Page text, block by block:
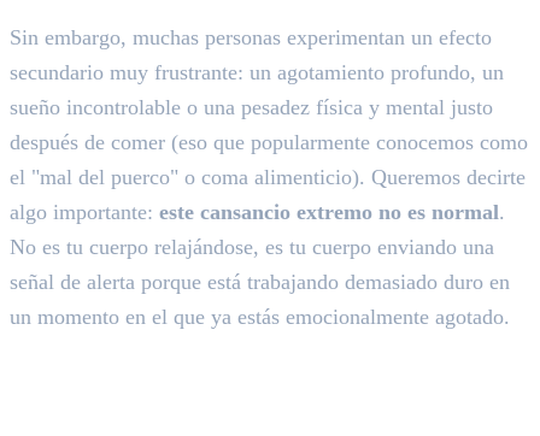
Sin embargo, muchas personas experimentan un efecto
secundario muy frustrante: un agotamiento profundo, un
sueño incontrolable o una pesadez física y mental justo
después de comer (eso que popularmente conocemos como
el "mal del puerco" o coma alimenticio). Queremos decirte
algo importante: este cansancio extremo no es normal.
No es tu cuerpo relajándose, es tu cuerpo enviando una
señal de alerta porque está trabajando demasiado duro en
un momento en el que ya estás emocionalmente agotado.